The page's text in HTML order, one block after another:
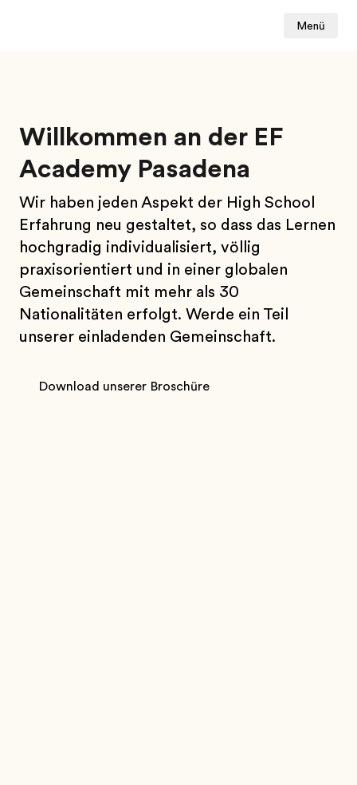
Menü
Willkommen an der EF
Academy Pasadena
Wir haben jeden Aspekt der High School
Erfahrung neu gestaltet, so dass das Lernen
hochgradig individualisiert, völlig
praxisorientiert und in einer globalen
Gemeinschaft mit mehr als 30
Nationalitäten erfolgt. Werde ein Teil
unserer einladenden Gemeinschaft.
Download unserer Broschüre